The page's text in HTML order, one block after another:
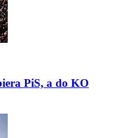
PiS, a do KO